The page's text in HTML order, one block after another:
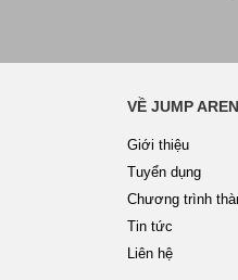
VỀ JUMP
Giới thiệu
Tuyển dụng
Chương trình
Tin tức
Liên hệ